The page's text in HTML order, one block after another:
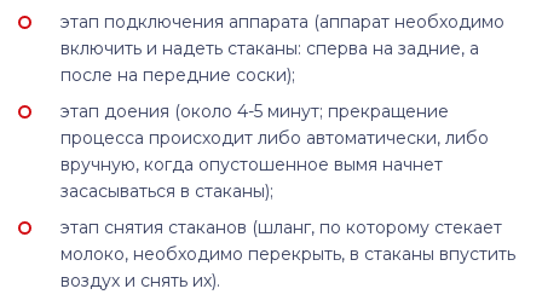
этап подключения аппарата (аппарат необходимо
включить и надеть стаканы: сперва на задние, а
после на передние соски);
этап доения (около 4-5 минут; прекращение
процесса происходит либо автоматически, либо
вручную, когда опустошенное вымя начнет
засасываться в стаканы);
этап снятия стаканов (шланг, по которому стекает
молоко, необходимо перекрыть, в стаканы впустить
воздух и снять их).